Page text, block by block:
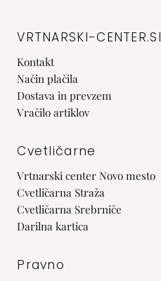
VRTNARSKI-CENTER.SI
Kontakt
Način plačila
Dostava in prevzem
Vračilo artiklov
Cvetličarne
Vrtnarski center Novo mesto
Cvetličarna Straža
Cvetličarna Srebrniče
Darilna kartica
Pravno